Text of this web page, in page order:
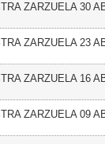
ZARZUELA 30
ZARZUELA 23
ZARZUELA 16
ZARZUELA 09